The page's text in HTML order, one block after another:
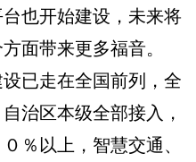
也开始建设，未来将
面带来更多福音。
已走在全国前列，全
治区本级全部接入，
％以上，智慧交通、